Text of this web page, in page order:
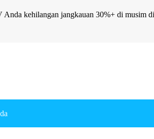
Anda kehilangan jangkauan 30%+ di musim